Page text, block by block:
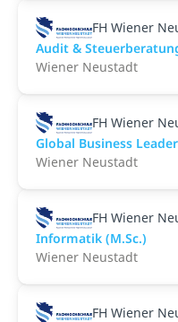
FH Wiener
Audit &
Wiener Neustadt
FH Wiener
Global Business
Wiener Neustadt
FH Wiener
Informatik (M.Sc.)
Wiener Neustadt
FH Wiener